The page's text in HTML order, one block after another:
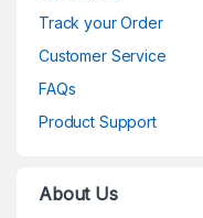
Track your Order
Customer Service
FAQs
Product Support
About Us